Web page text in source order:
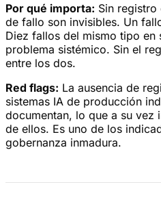
Por qué importa: Sin
de fallo son invisibles. Un
Diez fallos del mismo tipo en
problema sistémico. Sin el
entre los dos.
Red flags: La ausencia de
sistemas IA de producción
documentan, lo que a su vez
de ellos. Es uno de los
gobernanza inmadura.